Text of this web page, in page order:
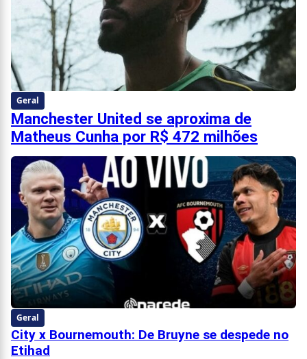
Geral
Manchester United se aproxima de
Matheus Cunha por R$ 472 milhões
Geral
City x Bournemouth: De Bruyne se despede no
Etihad